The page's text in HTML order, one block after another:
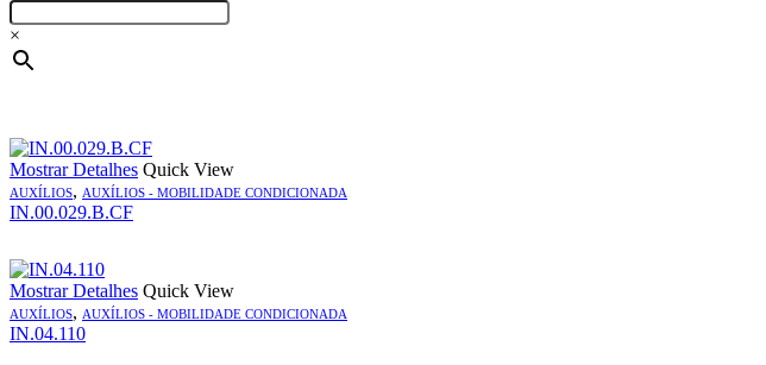
×
Mostrar Detalhes Quick View
AUXÍLIOS, AUXÍLIOS - MOBILIDADE CONDICIONADA
IN.00.029.B.CF
Mostrar Detalhes Quick View
AUXÍLIOS, AUXÍLIOS - MOBILIDADE CONDICIONADA
IN.04.110